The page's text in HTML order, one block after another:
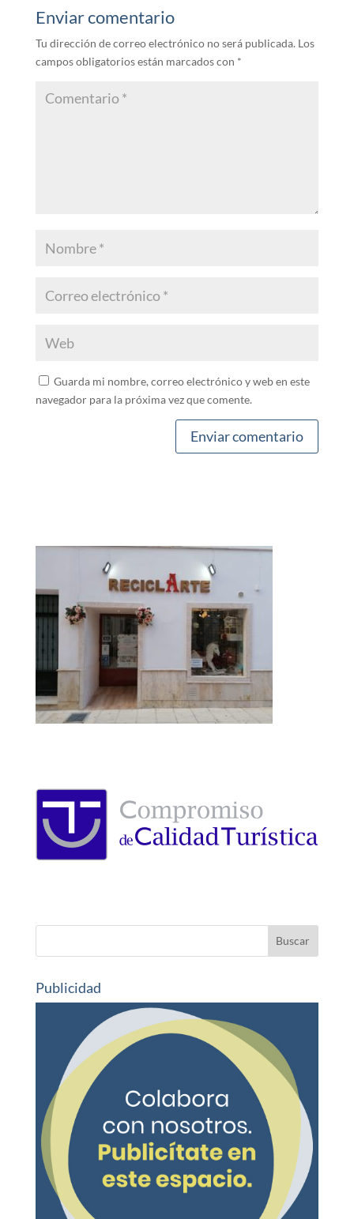
Enviar comentario
Tu dirección de correo electrónico no será publicada. Los
campos obligatorios están marcados con *
Guarda mi nombre, correo electrónico y web en este
navegador para la próxima vez que comente.
Publicidad